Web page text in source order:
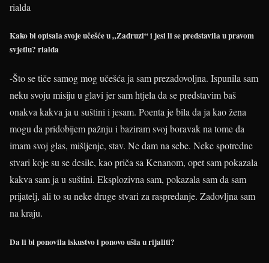
rialda
Kako bi opisala svoje učešće u „Zadruzi“ i jesi li se predstavila u pravom
svjetlu? rialda
-Što se tiče samog mog učešća ja sam prezadovoljna. Ispunila sam
neku svoju misiju u glavi jer sam htjela da se predstavim baš
onakva kakva ja u suštini i jesam. Poenta je bila da ja kao žena
mogu da pridobijem pažnju i baziram svoj boravak na tome da
imam svoj glas, mišljenje, stav. Ne dam na sebe. Neke spotredne
stvari koje su se desile, kao priča sa Kenanom, opet sam pokazala
kakva sam ja u suštini. Eksplozivna sam, pokazala sam da sam
prijatelj, ali to su neke druge stvari za raspredanje. Zadovljna sam
na kraju.
Da li bi ponovila iskustvo i ponovo ušla u rijaliti?